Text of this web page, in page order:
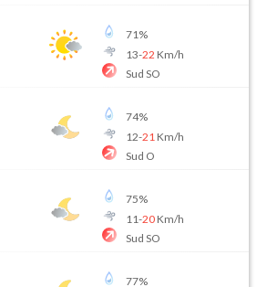
71%
13-22 Km/h
Sud SO
74%
12-21 Km/h
Sud O
75%
11-20Km/h
Sud SO
77%